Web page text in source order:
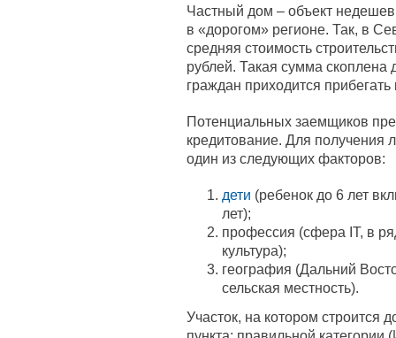
Частный дом – объект
в «дорогом» регионе. Так, в
средняя стоимость
рублей. Такая сумма скоплена
граждан приходится прибегать
Потенциальных заемщиков
кредитование. Для получения
один из следующих факторов:
дети (ребенок до 6 лет
лет);
профессия (сфера IT, в
культура);
география (Дальний
сельская местность).
Участок, на котором строится